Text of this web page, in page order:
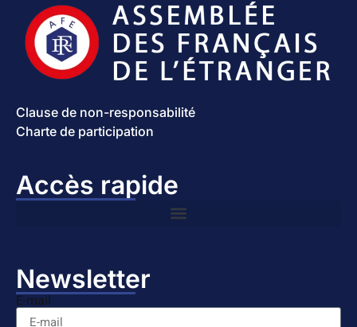
Clause de non-responsabilité
Charte de participation
Accès rapide
Newsletter
E-mail